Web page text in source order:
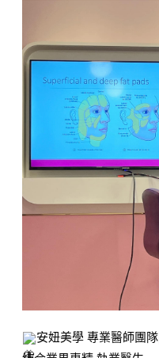
安妞美學 專業醫師團隊